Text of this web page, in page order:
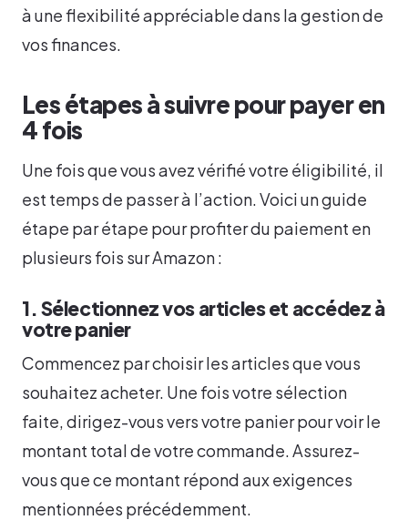
à une flexibilité appréciable dans la gestion de
vos finances.
Les étapes à suivre pour payer en
4 fois
Une fois que vous avez vérifié votre éligibilité, il
est temps de passer à l’action. Voici un guide
étape par étape pour profiter du paiement en
plusieurs fois sur Amazon :
1. Sélectionnez vos articles et accédez à
votre panier
Commencez par choisir les articles que vous
souhaitez acheter. Une fois votre sélection
faite, dirigez-vous vers votre panier pour voir le
montant total de votre commande. Assurez-
vous que ce montant répond aux exigences
mentionnées précédemment.